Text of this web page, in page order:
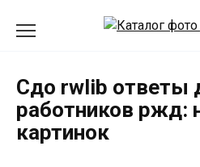
Сдо rwlib ответы
работников ржд:
картинок